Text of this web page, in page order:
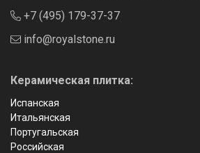
+7 (495) 179-37-37
info@royalstone.ru
Керамическая плитка:
Испанская
Итальянская
Португальская
Российская